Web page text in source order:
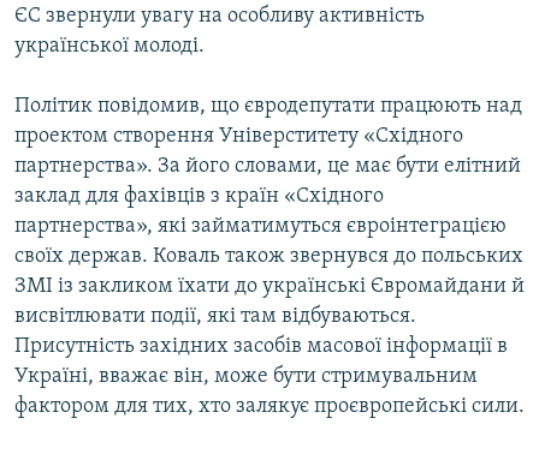
ЄС звернули увагу на особливу активність
української молоді.
Політик повідомив, що євродепутати працюють над
проектом створення Універститету «Східного
партнерства». За його словами, це має бути елітний
заклад для фахівців з країн «Східного
партнерства», які займатимуться євроінтеграцією
своїх держав. Коваль також звернувся до польських
ЗМІ із закликом їхати до українські Євромайдани й
висвітлювати події, які там відбуваються.
Присутність західних засобів масової інформації в
Україні, вважає він, може бути стримувальним
фактором для тих, хто залякує проєвропейські сили.